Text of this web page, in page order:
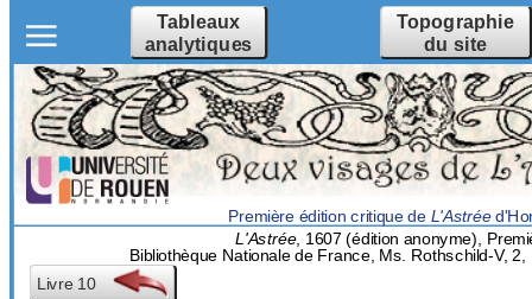
Tableaux
analytiques
Topographie
du site
Première édition critique de L'Astrée
L'Astrée, 1607 (édition anonyme),
Bibliothèque Nationale de France, Ms. Rothschild-V,
Livre 10